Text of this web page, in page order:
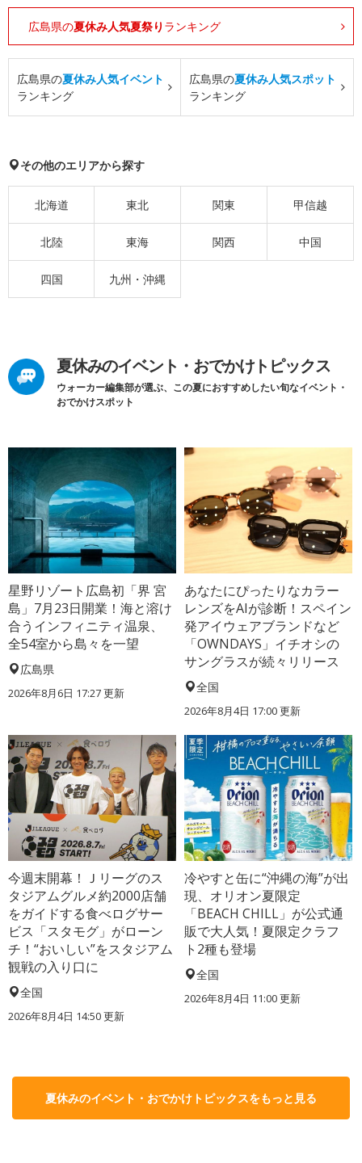
広島県の夏休み人気夏祭り ランキング
広島県の夏休み人気イベント
ランキング
広島県の夏休み人気スポット
ランキング
その他のエリアから探す
北海道 東北 関東 甲信越
北陸 東海 関西 中国
四国 九州・沖縄
夏休みのイベント・おでかけトピックス
ウォーカー編集部が選ぶ、この夏におすすめしたい旬なイベント・
おでかけスポット
星野リゾート広島初「界 宮
島」7月23日開業！海と溶け
合うインフィニティ温泉、
全54室から島々を一望
広島県
2026年8月6日 17:27更新
あなたにぴったりなカラー
レンズをAIが診断！スペイン
発アイウェアブランドなど
「OWNDAYS」イチオシの
サングラスが続々リリース
全国
2026年8月4日 17:00更新
今週末開幕！Ｊリーグのス
タジアムグルメ約2000店舗
をガイドする食べログサー
ビス「スタモグ」がローン
チ！“おいしい”をスタジアム
観戦の入り口に
全国
2026年8月4日 14:50更新
冷やすと缶に“沖縄の海”が出
現、オリオン夏限定
「BEACH CHILL」が公式通
販で大人気！夏限定クラフ
ト2種も登場
全国
2026年8月4日 11:00更新
夏休みのイベント・おでかけトピックスをもっと見る